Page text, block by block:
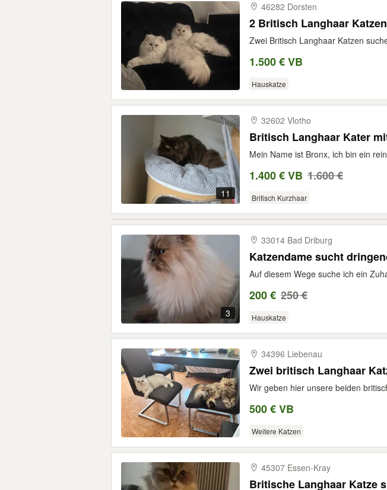
46282 Dorsten
2 Britisch Langhaar Katzen
Zwei Britisch Langhaar Katzen
1.500 € VB
Hauskatze
11
32602 Vlotho
Britisch Langhaar Kater
Mein Name ist Bronx, ich bin ein
1.400 € VB 1.600 €
Britisch Kurzhaar
3
33014 Bad Driburg
Katzendame sucht
Auf diesem Wege suche ich ein
200 € 250 €
Hauskatze
34396 Liebenau
Zwei britisch Langhaar
Wir geben hier unsere beiden
500 € VB
Weitere Katzen
45307 Essen-​Kray
Britische Langhaar Katze